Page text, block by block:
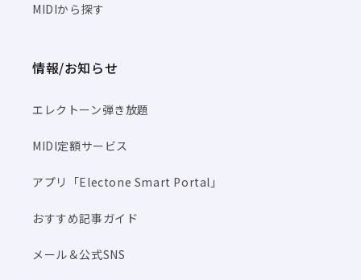
MIDIから探す
情報/お知らせ
エレクトーン弾き放題
MIDI定額サービス
アプリ「Electone Smart Portal」
おすすめ記事ガイド
メール＆公式SNS